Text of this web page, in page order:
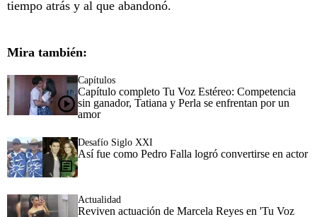
tiempo atrás y al que abandonó.
Mira también:
Capítulos
Capítulo completo Tu Voz Estéreo: Competencia
sin ganador, Tatiana y Perla se enfrentan por un
amor
Desafío Siglo XXI
Así fue como Pedro Falla logró convertirse en actor
Actualidad
Reviven actuación de Marcela Reyes en 'Tu Voz